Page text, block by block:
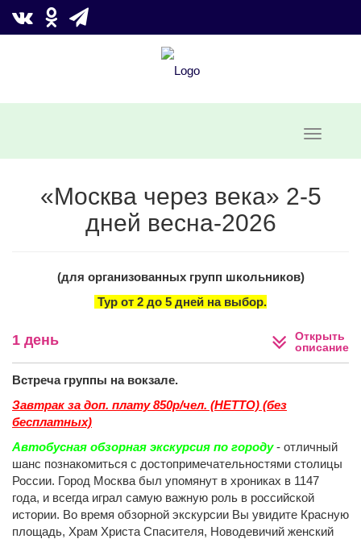
«Москва через века» 2-5
дней весна-2026
(для организованных групп школьников)
Тур от 2 до 5 дней на выбор.
Открыть
описание
1 день
Встреча группы на вокзале.
Завтрак за доп. плату 850р/чел. (НЕТТО) (без
бесплатных)
Автобусная обзорная экскурсия по городу- отличный
шанс познакомиться с достопримечательностями столицы
России. Город Москва был упомянут в хрониках в 1147
года, и всегда играл самую важную роль в российской
истории. Во время обзорной экскурсии Вы увидите Красную
площадь, Храм Христа Спасителя, Новодевичий женский